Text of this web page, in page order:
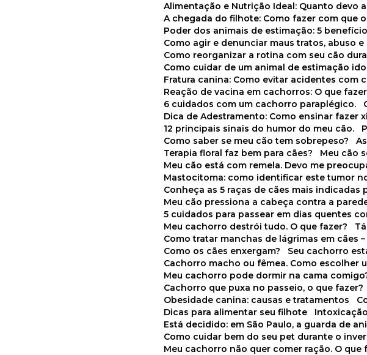
Alimentação e Nutrição Ideal: Quanto
A chegada do filhote: Como fazer com
Poder dos animais de estimação: 5
Como agir e denunciar maus tratos, abuso
Como reorganizar a rotina com seu cão
Como cuidar de um animal de estimação
Fratura canina: Como evitar acidentes com
Reação de vacina em cachorros: O que
6 cuidados com um cachorro paraplégico.
Dica de Adestramento: Como ensinar fazer
12 principais sinais do humor do meu cão.
Como saber se meu cão tem sobrepeso?
Terapia floral faz bem para cães?
Meu
Meu cão está com remela. Devo me
Mastocitoma: como identificar este tumor
Conheça as 5 raças de cães mais indicadas
Meu cão pressiona a cabeça contra a
5 cuidados para passear em dias quentes
Meu cachorro destrói tudo. O que fazer?
Como tratar manchas de lágrimas em cães
Como os cães enxergam?
Seu cachorro
Cachorro macho ou fêmea. Como escolher
Meu cachorro pode dormir na cama
Cachorro que puxa no passeio, o que fazer?
Obesidade canina: causas e tratamentos
Dicas para alimentar seu filhote
Está decidido: em São Paulo, a guarda de
Como cuidar bem do seu pet durante o
Meu cachorro não quer comer ração. O que